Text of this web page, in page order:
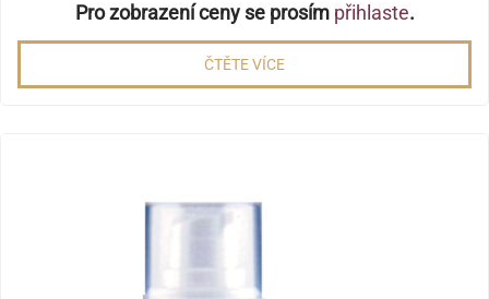
Pro zobrazení ceny se prosím přihlaste.
ČTĚTE VÍCE